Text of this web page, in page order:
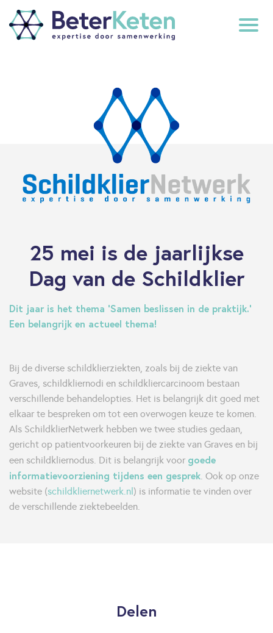
25 mei is de jaarlijkse
Dag van de Schildklier
Dit jaar is het thema ‘Samen beslissen in de praktijk.’
Een belangrijk en actueel thema!
Bij de diverse schildklierziekten, zoals bij de ziekte van
Graves, schildkliernodi en schildkliercarcinoom bestaan
verschillende behandelopties. Het is belangrijk dit goed met
elkaar te bespreken om tot een overwogen keuze te komen.
Als SchildklierNetwerk hebben we twee studies gedaan,
gericht op patientvoorkeuren bij de ziekte van Graves en bij
een schildkliernodus. Dit is belangrijk voor goede
informatievoorziening tijdens een gesprek . Ook op onze
website (schildkliernetwerk.nl) is informatie te vinden over
de verschillende ziektebeelden.
Delen